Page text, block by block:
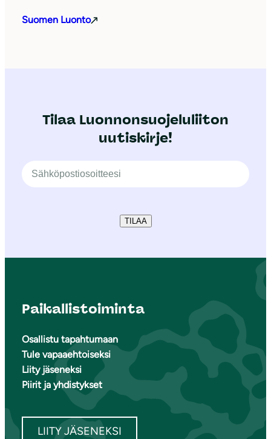
Suomen Luonto
Tilaa Luonnonsuojeluliiton
uutiskirje!
TILAA
Paikallistoiminta
Osallistu tapahtumaan
Tule vapaaehtoiseksi
Liity jäseneksi
Piirit ja yhdistykset
LIITY JÄSENEKSI